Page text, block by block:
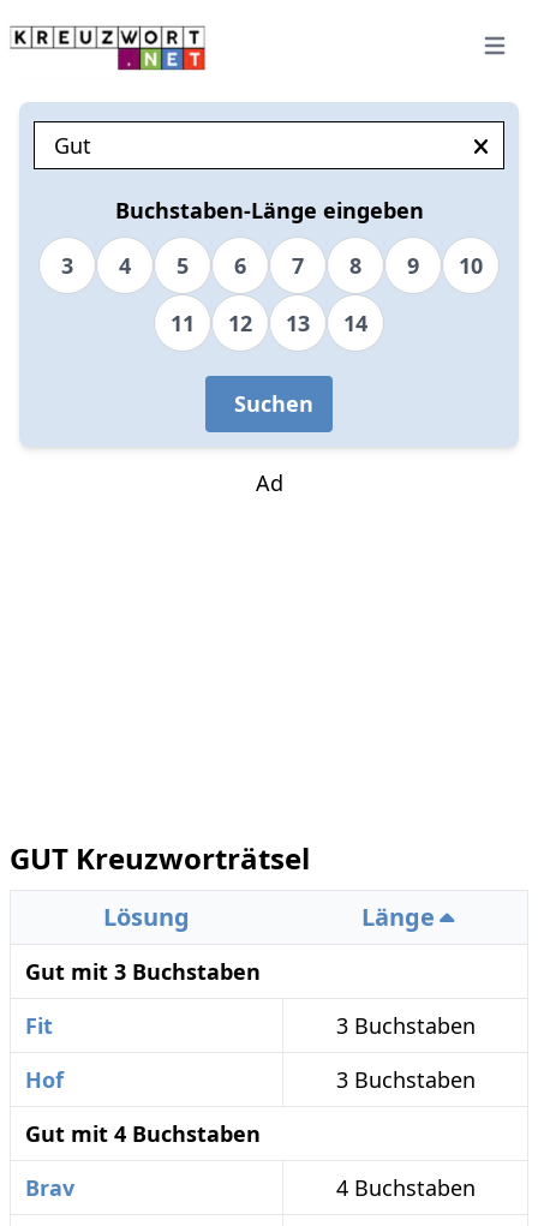
Open
Buchstaben-Länge eingeben
3
4 5 6 7 8 9
10
11
12 13 14
Suchen
Ad
GUT Kreuzworträtsel
Lösung Länge
Gut mit 3 Buchstaben
Fit
3 Buchstaben
Hof
3 Buchstaben
Gut mit 4 Buchstaben
Brav
4 Buchstaben